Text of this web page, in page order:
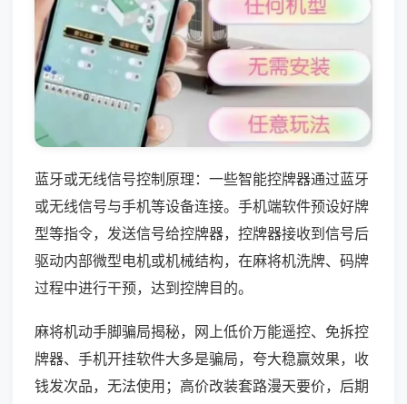
蓝牙或无线信号控制原理：一些智能控牌器通过蓝牙
或无线信号与手机等设备连接。手机端软件预设好牌
型等指令，发送信号给控牌器，控牌器接收到信号后
驱动内部微型电机或机械结构，在麻将机洗牌、码牌
过程中进行干预，达到控牌目的。
麻将机动手脚骗局揭秘，网上低价万能遥控、免拆控
牌器、手机开挂软件大多是骗局，夸大稳赢效果，收
钱发次品，无法使用；高价改装套路漫天要价，后期